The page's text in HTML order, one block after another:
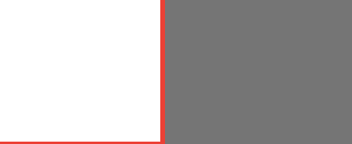
l’antifascismo.